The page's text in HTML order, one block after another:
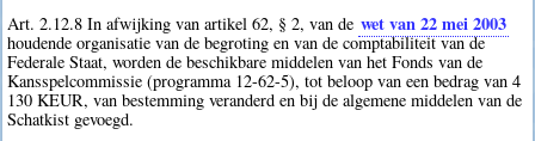
Art. 2.12.8 In afwijking van artikel 62, § 2, van de wet van 22 mei 2003
houdende organisatie van de begroting en van de comptabiliteit van de
Federale Staat, worden de beschikbare middelen van het Fonds van de
Kansspelcommissie (programma 12-62-5), tot beloop van een bedrag van 4
130 KEUR, van bestemming veranderd en bij de algemene middelen van de
Schatkist gevoegd.